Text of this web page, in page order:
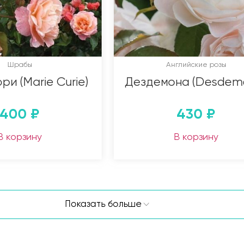
Шрабы
(Marie Curie)
400 ₽
корзину
Английские розы
Дездемона
430 ₽
В корзину
Показать больше